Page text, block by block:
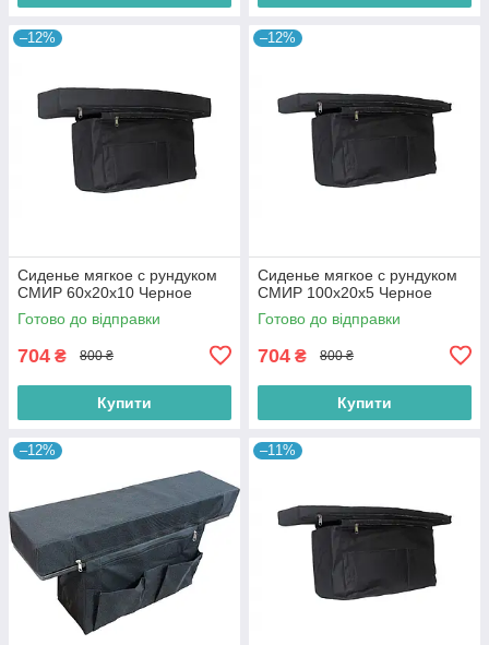
–12%
Сиденье мягкое с рундуком
СМИР 60х20х10 Черное
Готово до відправки
704 ₴ 800 ₴
Купити
–12%
Сиденье мягкое с рундуком
СМИР 100х20х5 Черное
Готово до відправки
704 ₴ 800 ₴
Купити
–12% –11%